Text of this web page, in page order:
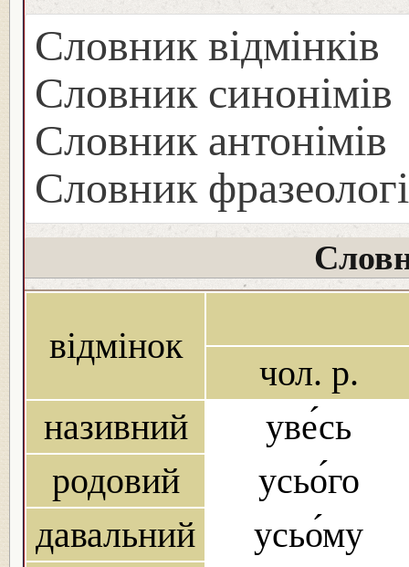
Словник відмінків
Словник синонімів
Словник антонімів
Словник
відмінок
чол. р.
називний
уве́сь
родовий
усьо́го
давальний
усьо́му